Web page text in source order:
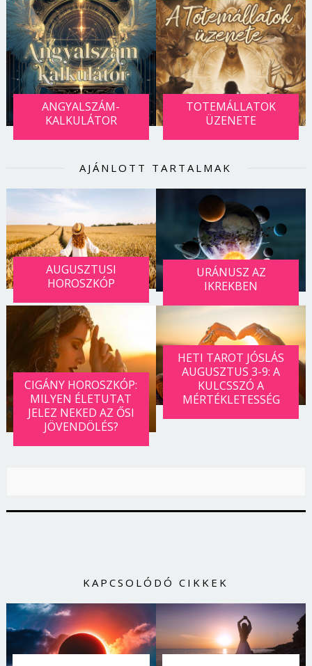
ANGYALSZÁM-
KALKULÁTOR
TOTEMÁLLATOK
ÜZENETE
AJÁNLOTT TARTALMAK
AUGUSZTUSI
HOROSZKÓP
URÁNUSZ AZ
IKREKBEN
CIGÁNY HOROSZKÓP:
MILYEN ÉLETUTAT
JELEZ NEKED AZ ŐSI
JÖVENDÖLÉS?
HETI TAROT JÓSLÁS
AUGUSZTUS 3-9: A
KULCSSZÓ A
MÉRTÉKLETESSÉG
KAPCSOLÓDÓ CIKKEK